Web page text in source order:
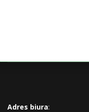
Adres biura: